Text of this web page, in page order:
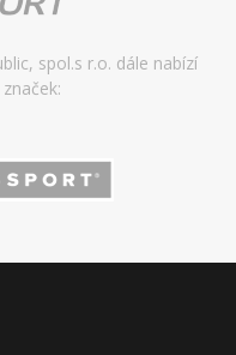
spol.s r.o. dále nabízí